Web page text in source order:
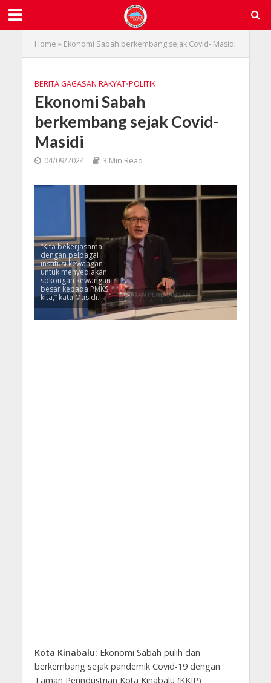
Home » Ekonomi Sabah berkembang sejak Covid- Masidi
BERITA GAGASAN RAKYAT•POLITIK
Ekonomi Sabah
berkembang sejak Covid-
Masidi
04/09/2024 3 Min Read
“Kita bekerjasama
dengan pelbagai
institusi kewangan
untuk menyediakan
sokongan kewangan
besar kepada PMKS
kita,” kata Masidi.
Kota Kinabalu: Ekonomi Sabah pulih dan
berkembang sejak pandemik Covid-19 dengan
Taman Perindustrian Kota Kinabalu (KKIP)